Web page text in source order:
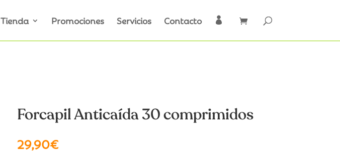
Tienda Promociones Servicios Contacto 
Forcapil Anticaída 30 comprimidos
29,90€